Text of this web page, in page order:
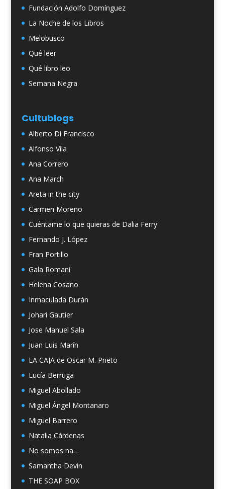
Fundación Adolfo Domínguez
La Noche de los Libros
Melobusco
Qué leer
Qué libro leo
Semana Negra
Cultublogs
Alberto Di Francisco
Alfonso Vila
Ana Correro
Ana March
Areta in the city
Carmen Moreno
Cuéntame lo que quieras de Dalia Ferry
Fernando J. López
Fran Portillo
Gala Romaní
Helena Cosano
Inmaculada Durán
Johari Gautier
Jose Manuel Sala
Juan Luis Marín
LA CAJA de Oscar M. Prieto
Lucía Berruga
Miguel Abollado
Miguel Ángel Montanaro
Miguel Barrero
Natalia Cárdenas
No somos na…
Samantha Devin
THE SOAP BOX